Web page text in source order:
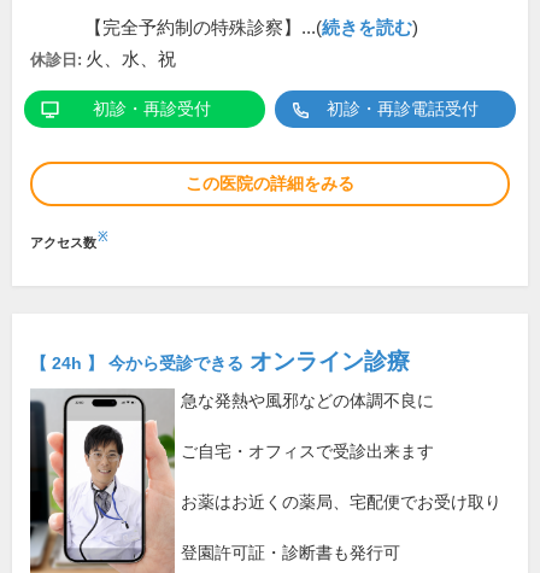
【完全予約制の特殊診察】...(続きを読む)
休診日: 火、水、祝
初診・再診受付 初診・再診電話受付
この医院の詳細をみる
アクセス数※
【 24h 】 今から受診できる オンライン診療
急な発熱や風邪などの体調不良に
ご自宅・オフィスで受診出来ます
お薬はお近くの薬局、宅配便でお受け取り
登園許可証・診断書も発行可